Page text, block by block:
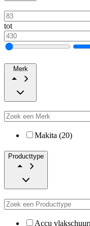
tot
Merk
Makita (20)
Producttype
Accu